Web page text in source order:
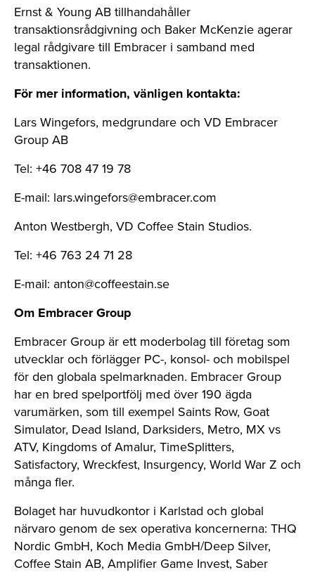
Ernst & Young AB tillhandahåller
transaktionsrådgivning och Baker McKenzie agerar
legal rådgivare till Embracer i samband med
transaktionen.
För mer information, vänligen kontakta:
Lars Wingefors, medgrundare och VD Embracer
Group AB
Tel: +46 708 47 19 78
E-mail: lars.wingefors@embracer.com
Anton Westbergh, VD Coffee Stain Studios.
Tel: +46 763 24 71 28
E-mail: anton@coffeestain.se
Om Embracer Group
Embracer Group är ett moderbolag till företag som
utvecklar och förlägger PC-, konsol- och mobilspel
för den globala spelmarknaden. Embracer Group
har en bred spelportfölj med över 190 ägda
varumärken, som till exempel Saints Row, Goat
Simulator, Dead Island, Darksiders, Metro, MX vs
ATV, Kingdoms of Amalur, TimeSplitters,
Satisfactory, Wreckfest, Insurgency, World War Z och
många fler.
Bolaget har huvudkontor i Karlstad och global
närvaro genom de sex operativa koncernerna: THQ
Nordic GmbH, Koch Media GmbH/Deep Silver,
Coffee Stain AB, Amplifier Game Invest, Saber